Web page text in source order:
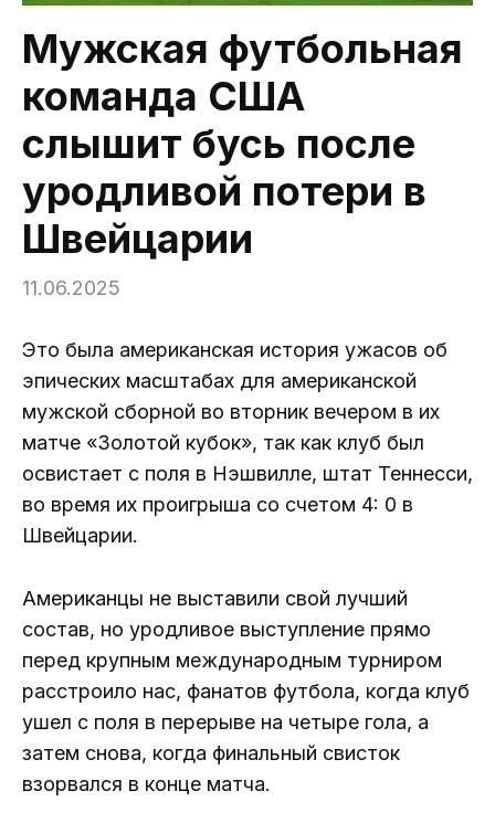
Мужская футбольная
команда США
слышит бусь после
уродливой потери в
Швейцарии
11.06.2025
Это была американская история ужасов об
эпических масштабах для американской
мужской сборной во вторник вечером в их
матче «Золотой кубок», так как клуб был
освистает с поля в Нэшвилле, штат Теннесси,
во время их проигрыша со счетом 4: 0 в
Швейцарии.
Американцы не выставили свой лучший
состав, но уродливое выступление прямо
перед крупным международным турниром
расстроило нас, фанатов футбола, когда клуб
ушел с поля в перерыве на четыре гола, а
затем снова, когда финальный свисток
взорвался в конце матча.